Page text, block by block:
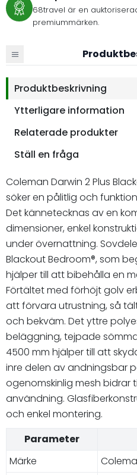
68travel är en
premiummärken.
Produktbeskrivning
Ytterligare information
Relaterade produkter
Ställ en fråga
Coleman Darwin 2 Plus
söker en pålitlig och
Det kännetecknas av en
dimensioner, enkel
under övernattning.
Blackout Bedroom®, som
hjälper till att bibehålla en
Förtältet med förhöjt golv
att förvara utrustning, så
och bekväm. Det yttre
beläggning, tejpade
4500 mm hjälper till att
inre delen av andningsbar
ogenomskinlig mesh bidrar
användning.
och enkel montering.
Parameter
Märke